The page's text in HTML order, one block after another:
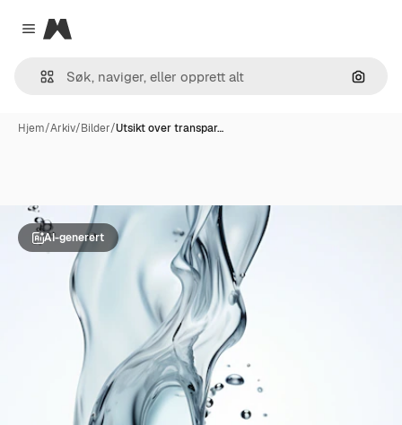
Close menu
Magnific
Søk
Hjem/Arkiv/Bilder/Utsikt over transpar…
AI-generert